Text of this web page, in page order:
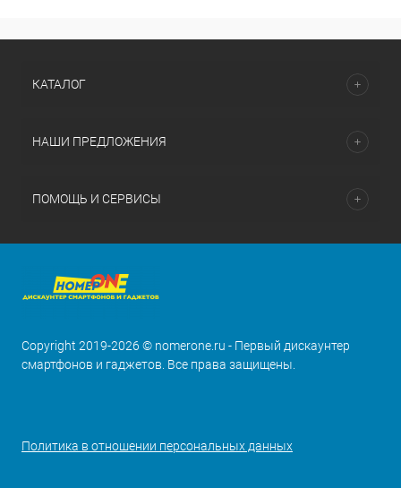
КАТАЛОГ
НАШИ ПРЕДЛОЖЕНИЯ
ПОМОЩЬ И СЕРВИСЫ
Copyright 2019-2026 © nomerone.ru - Первый дискаунтер
смартфонов и гаджетов. Все права защищены.
Политика в отношении персональных данных